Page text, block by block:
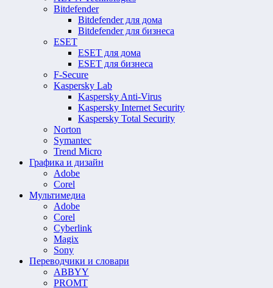
Bitdefender
Bitdefender для дома
Bitdefender для бизнеса
ESET
ESET для дома
ESET для бизнеса
F-Secure
Kaspersky Lab
Kaspersky Anti-Virus
Kaspersky Internet Security
Kaspersky Total Security
Norton
Symantec
Trend Micro
Графика и дизайн
Adobe
Corel
Мультимедиа
Adobe
Corel
Cyberlink
Magix
Sony
Переводчики и словари
ABBYY
PROMT